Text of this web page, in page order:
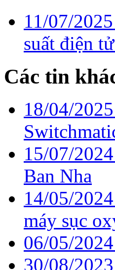
11/07/
suất điện
Các tin
18/04/
15/07/
Ban Nha
14/05/
máy sục
06/05/
30/08/